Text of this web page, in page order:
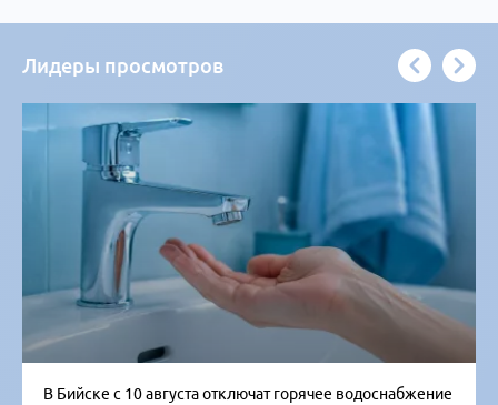
Лидеры просмотров
В Бийске с 10 августа отключат горячее водоснабжение